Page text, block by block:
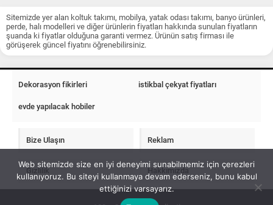
Sitemizde yer alan koltuk takımı, mobilya, yatak odası takımı, banyo ürünleri,
perde, halı modelleri ve diğer ürünlerin fiyatları hakkında sunulan fiyatların
şuanda ki fiyatlar olduğuna garanti vermez. Ürünün satış firması ile
görüşerek güncel fiyatını öğrenebilirsiniz.
Dekorasyon fikirleri istikbal çekyat fiyatları
evde yapılacak hobiler
Bize Ulaşın Reklam
Gizlilik Hakkımızda
Web sitemizde size en iyi deneyimi sunabilmemiz için çerezleri
kullanıyoruz. Bu siteyi kullanmaya devam ederseniz, bunu kabul
ettiğinizi varsayarız.